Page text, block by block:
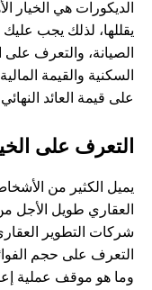
الديكورات هي الخيار
يقللها، لذلك يجب
الصيانة، والتعرف
السكنية والقيمة
على قيمة العائد
التعرف على
يميل الكثير من
العقاري طويل الأجل
شركات التطوير
التعرف على حجم
وما هو موقف عملية